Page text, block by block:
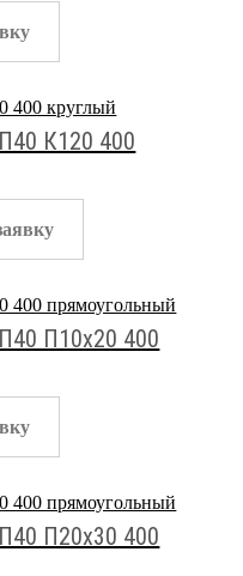
400 круглый
К120 400
400 прямоугольный
П10х20 400
400 прямоугольный
П20х30 400